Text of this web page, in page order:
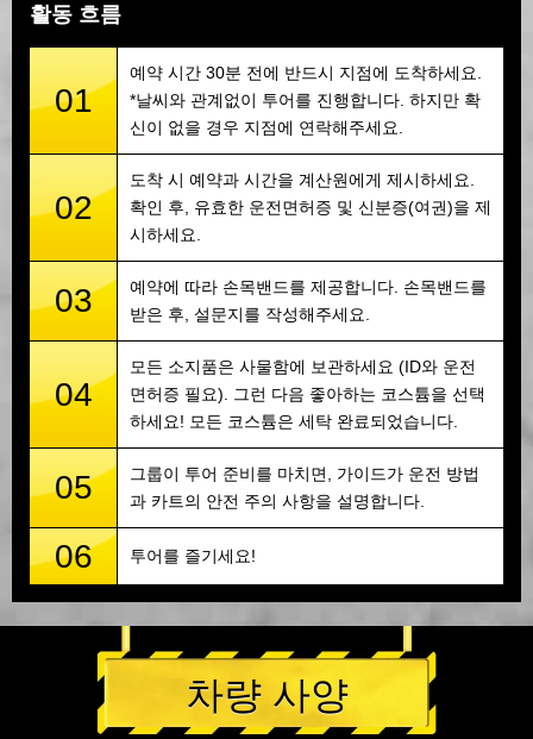
활동 흐름
01
예약 시간 30분 전에 반드시 지점에 도착하세요.
*날씨와 관계없이 투어를 진행합니다. 하지만 확
신이 없을 경우 지점에 연락해주세요.
02
도착 시 예약과 시간을 계산원에게 제시하세요.
확인 후, 유효한 운전면허증 및 신분증(여권)을 제
시하세요.
03
예약에 따라 손목밴드를 제공합니다. 손목밴드를
받은 후, 설문지를 작성해주세요.
04
모든 소지품은 사물함에 보관하세요 (ID와 운전
면허증 필요). 그런 다음 좋아하는 코스튬을 선택
하세요! 모든 코스튬은 세탁 완료되었습니다.
05
그룹이 투어 준비를 마치면, 가이드가 운전 방법
과 카트의 안전 주의 사항을 설명합니다.
06 투어를 즐기세요!
차량 사양